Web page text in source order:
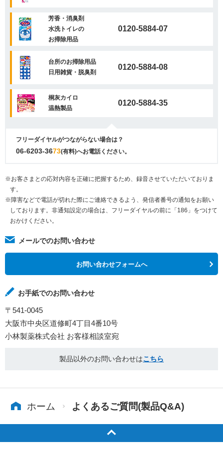
芳香・消臭剤
水洗トイレの
お掃除用品
0120-5884-07
台所のお掃除用品
日用雑貨・脱臭剤
0120-5884-08
桐灰カイロ
温熱製品
0120-5884-35
フリーダイヤルがつながらない場合は？
06-6203-3673(有料)へお電話ください。
※お客さまとの応対内容を正確に把握するため、録音させていただいておりま
す。
※障害などで電話が切れた際にご連絡できるよう、発信者番号の通知をお願い
しております。非通知設定の場合は、フリーダイヤルの前に「186」をつけて
おかけください。
メールでのお問い合わせ
お問い合わせフォームへ
お手紙でのお問い合わせ
〒541-0045
大阪市中央区道修町4丁目4番10号
小林製薬株式会社 お客様相談室宛
製品以外のお問い合わせはこちら
ホーム よくあるご質問(製品Q&A)